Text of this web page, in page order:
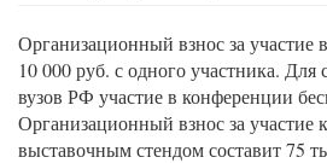
Организационный взнос за участие
10 000 руб. с одного участника. Для
вузов РФ участие в конференции
Организационный взнос за участие
выставочным стендом составит 75